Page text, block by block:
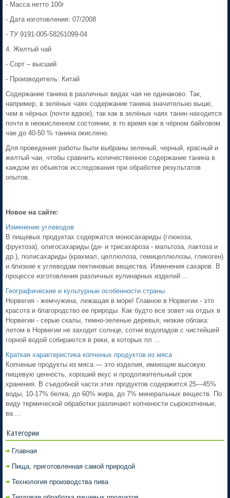
- Масса нетто 100г
- Дата изготовления: 07/2008
- ТУ 9191-005-58261099-04
4. Желтый чай
- Сорт – высший
- Производитель: Китай
Содержание танина в различных видах чая не одинаково. Так,
например, в зелёных чаях содержание танина значительно выше,
чем в чёрных (почти вдвое), так как в зелёных чаях танин находится
почти в неокисленном состоянии, в то время как в чёрном байховом
чае до 40-50 % танина окислено.
Для проведения работы были выбраны зеленый, черный, красный и
желтый чаи, чтобы сравнить количественное содержание танина в
каждом из объектов исследования при обработке результатов
опытов.
Новое на сайте:
Изменение углеводов
В пищевых продуктах содержатся моносахариды (глюкоза,
фруктоза), олигосахариды (ди- и трисахароза - мальтоза, лактоза и
др.), полисахариды (крахмал, целлюлоза, гемицеллюлозы, гликоген)
и близкие к углеводам пектиновые вещества. Изменения сахаров. В
процессе изготовления различных кулинарных изделий ...
Географические и культурные особенности страны
Норвегия - жемчужина, лежащая в море! Главное в Норвегии - это
красота и благородство ее природы. Как будто все зовет на отдых в
Норвегии - серые скалы, темно-зеленые деревья, низкие облака:
летом в Норвегии не заходит солнце, сотни водопадов с чистейшей
горной водой собираются в реки, в которых пл ...
Краткая характеристика копченых продуктов из мяса
Копченые продукты из мяса — это изделия, имеющие высокую
пищевую ценность, хороший вкус и продолжительный срок
хранения. В съедобной части этих продуктов содержится 25—45%
воды, 10-17% белка, до 60% жира, до 7% минеральных веществ. По
виду термической обработки различают копчености сырокопченые,
ва ...
Категории
Главная
Пища, приготовленная самой природой
Технология производства пива